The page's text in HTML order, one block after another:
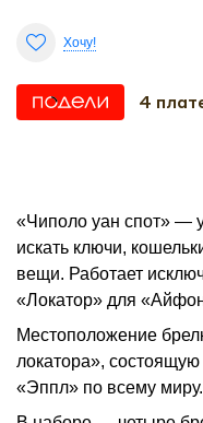
Хочу!
4
«Чиполо уан спот» —
искать ключи,
вещи. Работает
«Локатор» для
Местоположение
локатора»,
«Эппл» по всему миру.